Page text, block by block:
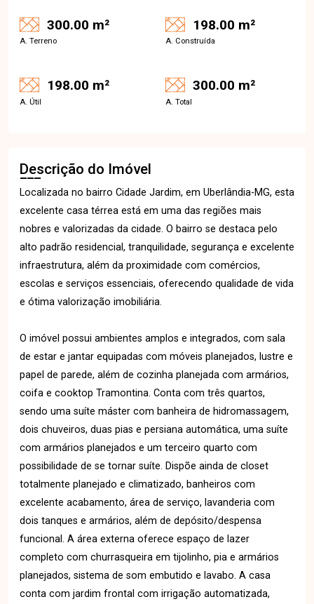
300.00 m²
A. Terreno
198.00 m²
A. Construída
198.00 m²
A. Útil
300.00 m²
A. Total
Descrição do Imóvel
Localizada no bairro Cidade Jardim, em Uberlândia-MG, esta
excelente casa térrea está em uma das regiões mais
nobres e valorizadas da cidade. O bairro se destaca pelo
alto padrão residencial, tranquilidade, segurança e excelente
infraestrutura, além da proximidade com comércios,
escolas e serviços essenciais, oferecendo qualidade de vida
e ótima valorização imobiliária.
O imóvel possui ambientes amplos e integrados, com sala
de estar e jantar equipadas com móveis planejados, lustre e
papel de parede, além de cozinha planejada com armários,
coifa e cooktop Tramontina. Conta com três quartos,
sendo uma suíte máster com banheira de hidromassagem,
dois chuveiros, duas pias e persiana automática, uma suíte
com armários planejados e um terceiro quarto com
possibilidade de se tornar suíte. Dispõe ainda de closet
totalmente planejado e climatizado, banheiros com
excelente acabamento, área de serviço, lavanderia com
dois tanques e armários, além de depósito/despensa
funcional. A área externa oferece espaço de lazer
completo com churrasqueira em tijolinho, pia e armários
planejados, sistema de som embutido e lavabo. A casa
conta com jardim frontal com irrigação automatizada,